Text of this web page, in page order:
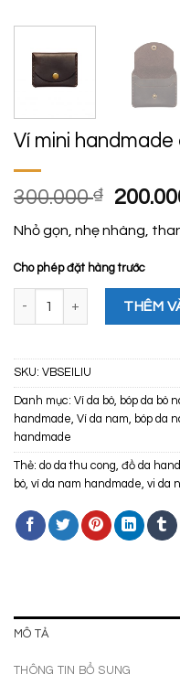
Ví mini handmade
300.000₫
Giá
là:
Nhỏ gọn, nhẹ nhàng,
Cho phép đặt hàng trước
Ví mini handmade da bò Ví
THÊM
SKU: VBSEILIU
Danh mục: Ví da bò, bóp da bò
handmade, Ví da nam, bóp da
handmade
Thẻ: do da thu cong, đồ da
bò, ví da nam handmade, vi da
MÔ TẢ
THÔNG TIN BỔ SUNG